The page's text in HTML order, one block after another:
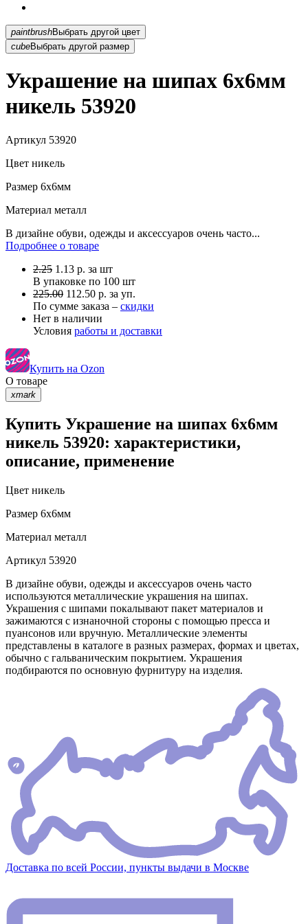
paintbrush
Выбрать другой цвет
cubeВыбрать другой размер
Украшение на шипах 6х6мм
никель 53920
Артикул 53920
Цвет никель
Размер 6х6мм
Материал металл
В дизайне обуви, одежды и аксессуаров очень часто...
Подробнее о товаре
2.25 1.13 р. за шт
В упаковке по 100 шт
225.00 112.50 р. за уп.
По сумме заказа – скидки
Нет в наличии
Условия работы и доставки
Купить на Ozon
О товаре
xmark
Купить Украшение на шипах 6х6мм
никель 53920: характеристики,
описание, применение
Цвет никель
Размер 6х6мм
Материал металл
Артикул 53920
В дизайне обуви, одежды и аксессуаров очень часто
используются металлические украшения на шипах.
Украшения с шипами покалывают пакет материалов и
зажимаются с изнаночной стороны с помощью пресса и
пуансонов или вручную. Металлические элементы
представлены в каталоге в разных размерах, формах и цветах,
обычно с гальваническим покрытием. Украшения
подбираются по основную фурнитуру на изделия.
Доставка по всей России, пункты выдачи в Москве